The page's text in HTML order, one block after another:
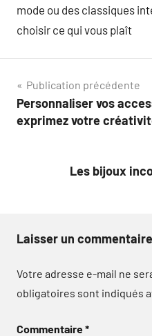
mode ou des classiques
choisir ce qui vous plaît
Navigation
de
Publication précédente
Personnaliser vos
exprimez votre
Les bijoux
Laisser un commentaire
Votre adresse e-mail ne
obligatoires sont indiqués
Commentaire*